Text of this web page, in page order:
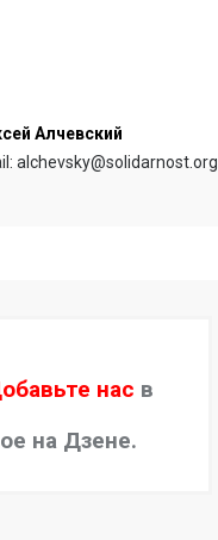
Алчевский
alchevsky@solidarnost.org
нас в
на Дзене.